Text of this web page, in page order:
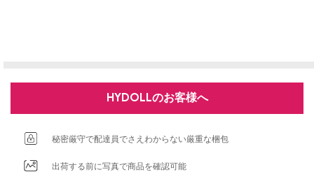
HYDOLLのお客様へ
秘密厳守で配達員でさえわからない厳重な梱包
出荷する前に写真で商品を確認可能